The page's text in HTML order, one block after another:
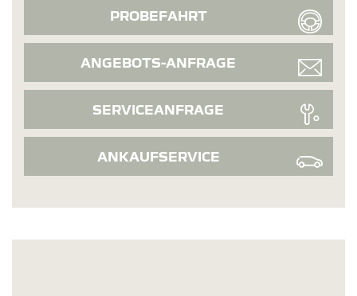
PROBEFAHRT
ANGEBOTS-ANFRAGE
SERVICEANFRAGE
ANKAUFSERVICE